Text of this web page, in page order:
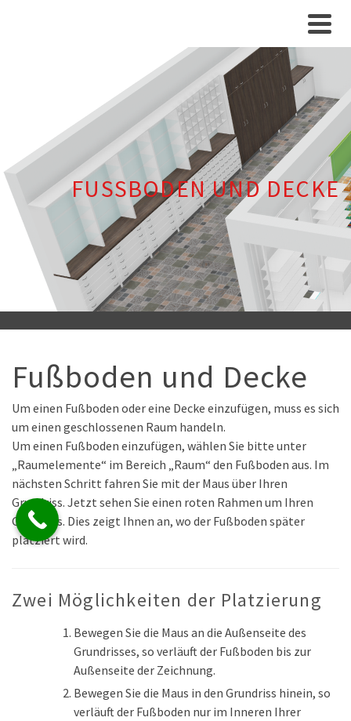
FUSSBODEN UND DECKE
Fußboden und Decke
Um einen Fußboden oder eine Decke einzufügen, muss es sich
um einen geschlossenen Raum handeln.
Um einen Fußboden einzufügen, wählen Sie bitte unter
„Raumelemente“ im Bereich „Raum“ den Fußboden aus. Im
nächsten Schritt fahren Sie mit der Maus über Ihren
Grundriss. Jetzt sehen Sie einen roten Rahmen um Ihren
Grundriss. Dies zeigt Ihnen an, wo der Fußboden später
platziert wird.
Zwei Möglichkeiten der Platzierung
Bewegen Sie die Maus an die Außenseite des
Grundrisses, so verläuft der Fußboden bis zur
Außenseite der Zeichnung.
Bewegen Sie die Maus in den Grundriss hinein, so
verläuft der Fußboden nur im Inneren Ihrer